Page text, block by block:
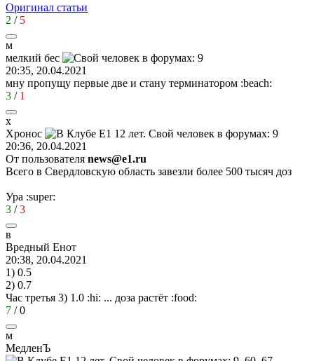
Оригинал статьи
2 / 5
м
мелкий бес
20:35, 20.04.2021
мну пропущу первые две и стану терминатором :beach:
3 / 1
х
Хронос
20:36, 20.04.2021
От пользователя news@e1.ru
Всего в Свердловскую область завезли более 500 тысяч доз
Ура :super:
3 /3
в
Вредный Енот
20:38, 20.04.2021
1) 0.5
2) 0.7
Час третья 3) 1.0 :hi: ... доза растёт :food:
7 /0
м
МедленЪ